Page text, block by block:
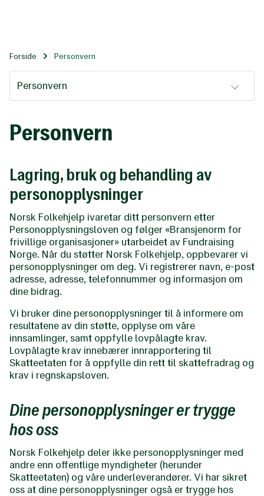
Forside Personvern
Personvern
Personvern
Lagring, bruk og behandling av
personopplysninger
Norsk Folkehjelp ivaretar ditt personvern etter
Personopplysningsloven og følger «Bransjenorm for
frivillige organisasjoner» utarbeidet av Fundraising
Norge. Når du støtter Norsk Folkehjelp, oppbevarer vi
personopplysninger om deg. Vi registrerer navn, e-post
adresse, adresse, telefonnummer og informasjon om
dine bidrag.
Vi bruker dine personopplysninger til å informere om
resultatene av din støtte, opplyse om våre
innsamlinger, samt oppfylle lovpålagte krav.
Lovpålagte krav innebærer innrapportering til
Skatteetaten for å oppfylle din rett til skattefradrag og
krav i regnskapsloven.
Dine personopplysninger er trygge
hos oss
Norsk Folkehjelp deler ikke personopplysninger med
andre enn offentlige myndigheter (herunder
Skatteetaten) og våre underleverandører. Vi har sikret
oss at dine personopplysninger også er trygge hos